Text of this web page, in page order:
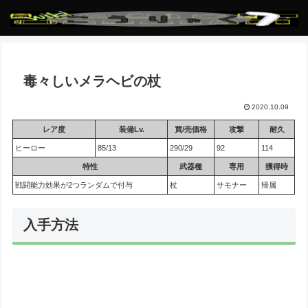
毒々しいメラヘビの杖
2020.10.09
レア度 装備Lv. 買/売価格 攻撃 耐久
ヒーロー 85/13 290/29 92 114
特性 武器種 専用 獲得時
戦闘能力効果が2つランダムで付与 杖 サモナー 帰属
入手方法